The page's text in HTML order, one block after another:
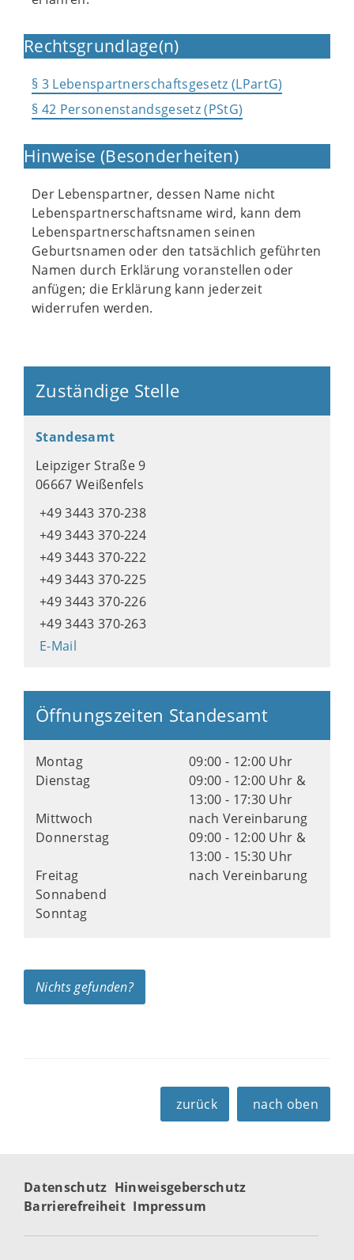
Rechtsgrundlage(n)
§ 3 Lebenspartnerschaftsgesetz (LPartG)
§ 42 Personenstandsgesetz (PStG)
Hinweise (Besonderheiten)
Der Lebenspartner, dessen Name nicht
Lebenspartnerschaftsname wird, kann dem
Lebenspartnerschaftsnamen seinen
Geburtsnamen oder den tatsächlich geführten
Namen durch Erklärung voranstellen oder
anfügen; die Erklärung kann jederzeit
widerrufen werden.
Zuständige Stelle
Standesamt
Leipziger Straße 9
06667 Weißenfels
+49 3443 370-238
+49 3443 370-224
+49 3443 370-222
+49 3443 370-225
+49 3443 370-226
+49 3443 370-263
E-Mail
Öffnungszeiten Standesamt
Montag
09:00 - 12:00 Uhr
Dienstag
09:00 - 12:00 Uhr &
13:00 - 17:30 Uhr
Mittwoch
nach Vereinbarung
Donnerstag
09:00 - 12:00 Uhr &
13:00 - 15:30 Uhr
Freitag
nach Vereinbarung
Sonnabend
Sonntag
Nichts gefunden?
zurück nach oben
Datenschutz Hinweisgeberschutz
Barrierefreiheit Impressum